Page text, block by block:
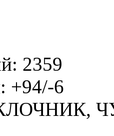
2359
+94/-6